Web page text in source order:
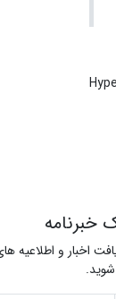
خبرنامه
اخبار و اطلاعیه